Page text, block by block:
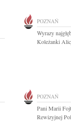
POZNAŃ
Wyrazy
Koleżanki
POZNAŃ
Pani Marii
Rewizyjnej